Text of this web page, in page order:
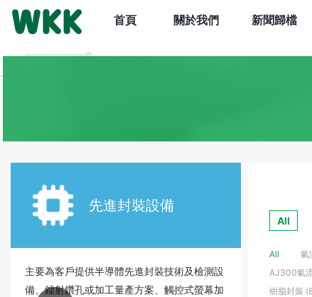
首頁 關於我們 新聞歸檔
先進封裝設備
主要為客戶提供半導體先進封裝技術及檢測設
備、鐳射鑽孔或加工量產方案、觸控式螢幕加
All
All 氣
AJ300氣
樹脂封裝